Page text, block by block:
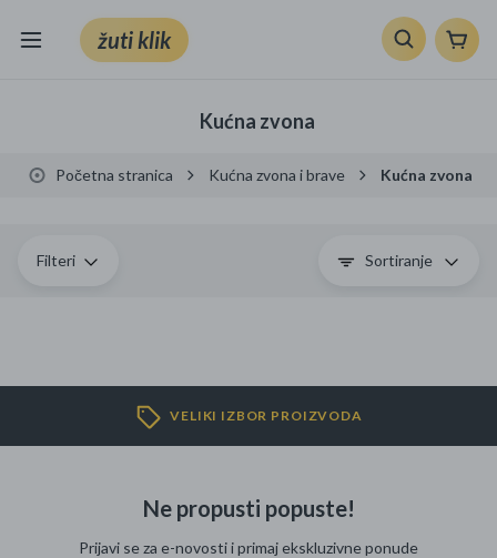
žuti klik
TV, audio i foto
Sport i slobodno vrijeme
Kućna zvona
Početna stranica Kućna zvona i brave Kućna zvona
Filteri Sortiranje
VELIKI IZBOR PROIZVODA
Ne propusti popuste!
Prijavi se za e-novosti i primaj ekskluzivne ponude